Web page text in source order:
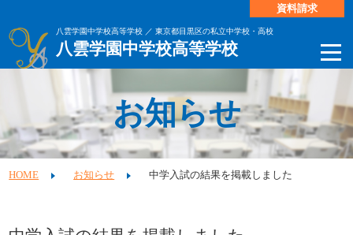
八雲学園中学校高等学校 ／ 東京都目黒区の私立中学校・高校
八雲学園中学校高等学校
資料請求
お知らせ
HOME お知らせ 中学入試の結果を掲載しました